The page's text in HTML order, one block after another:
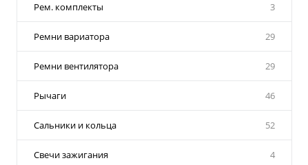
Рем. комплекты 3
Ремни вариатора 29
Ремни вентилятора 29
Рычаги 46
Сальники и кольца 52
Свечи зажигания 4